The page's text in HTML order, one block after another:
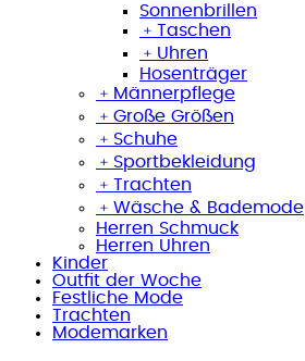
Sonnenbrillen
﹢ Taschen
﹢ Uhren
Hosenträger
﹢ Männerpflege
﹢ Große Größen
﹢ Schuhe
﹢ Sportbekleidung
﹢ Trachten
﹢ Wäsche & Bademode
Herren Schmuck
Herren Uhren
Kinder
Outfit der Woche
Festliche Mode
Trachten
Modemarken